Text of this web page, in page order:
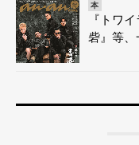
本
『トワ
砦』等、